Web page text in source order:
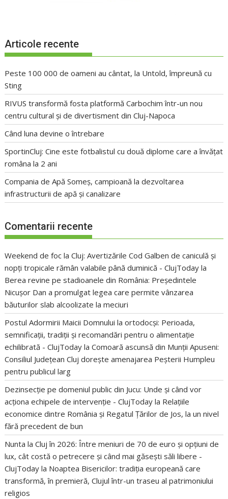
Articole recente
Peste 100 000 de oameni au cântat, la Untold, împreună cu
Sting
RIVUS transformă fosta platformă Carbochim într-un nou
centru cultural și de divertisment din Cluj-Napoca
Când luna devine o întrebare
SportinCluj: Cine este fotbalistul cu două diplome care a învățat
româna la 2 ani
Compania de Apă Someș, campioană la dezvoltarea
infrastructurii de apă și canalizare
Comentarii recente
Weekend de foc la Cluj: Avertizările Cod Galben de caniculă și
nopți tropicale rămân valabile până duminică - ClujToday la
Berea revine pe stadioanele din România: Președintele
Nicușor Dan a promulgat legea care permite vânzarea
băuturilor slab alcoolizate la meciuri
Postul Adormirii Maicii Domnului la ortodocși: Perioada,
semnificații, tradiții și recomandări pentru o alimentație
echilibrată - ClujToday laComoară ascunsă din Munții Apuseni:
Consiliul Județean Cluj dorește amenajarea Peșterii Humpleu
pentru publicul larg
Dezinsecție pe domeniul public din Jucu: Unde și când vor
acționa echipele de intervenție - ClujToday la Relațiile
economice dintre România și Regatul Țărilor de Jos, la un nivel
fără precedent de bun
Nunta la Cluj în 2026: Între meniuri de 70 de euro și opțiuni de
lux, cât costă o petrecere și când mai găsești săli libere -
ClujToday la Noaptea Bisericilor: tradiția europeană care
transformă, în premieră, Clujul într-un traseu al patrimoniului
religios